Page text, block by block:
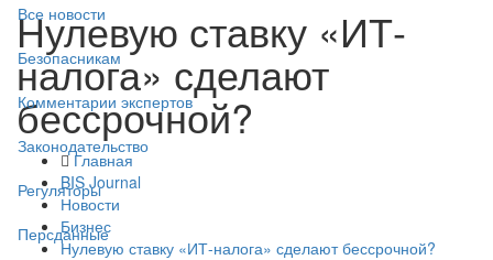
Все новости
Безопасникам
Комментарии экспертов
Законодательство
Регуляторы
Персданные
Нулевую ставку «ИТ-
налога» сделают
бессрочной?
Главная
BIS Journal
Новости
Бизнес
Нулевую ставку «ИТ-налога» сделают бессрочной?